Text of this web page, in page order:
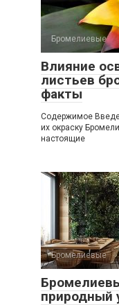
Бромелиевые
Влияние
листьев
факты
Содержимое
их окраску
настоящие
Бромелиевые
природный